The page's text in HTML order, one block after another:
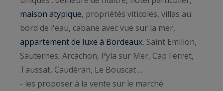
maison atypique, propriétés viticoles, villas au
bord de l'eau, cabane avec vue sur la mer,
appartement de luxe à Bordeaux, Saint Emilion,
Sauternes, Arcachon, Pyla sur Mer, Cap Ferret,
Taussat, Caudéran, Le Bouscat ...
- les proposer à la vente sur le marché